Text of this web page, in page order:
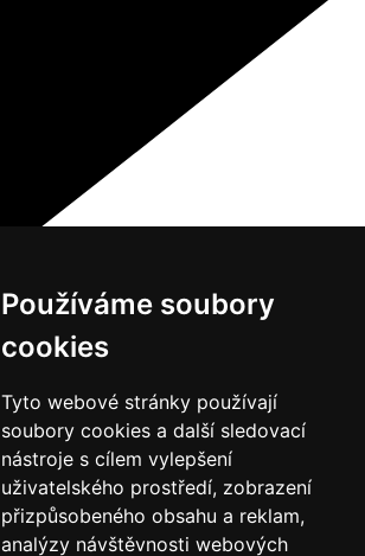
Používáme soubory
cookies
Tyto webové stránky používají
soubory cookies a další sledovací
nástroje s cílem vylepšení
uživatelského prostředí, zobrazení
přizpůsobeného obsahu a reklam,
analýzy návštěvnosti webových